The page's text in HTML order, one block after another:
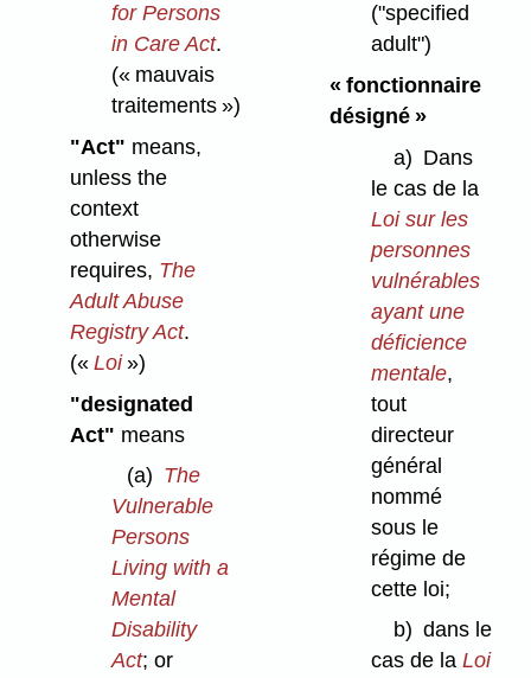
for Persons
in Care Act.
(« mauvais
traitements »)
"Act" means,
unless the
context
otherwise
requires, The
Adult Abuse
Registry Act.
(« Loi»)
"designated
Act" means
(a) The
Vulnerable
Persons
Living with a
Mental
Disability
Act; or
("specified
adult")
« fonctionnaire
désigné »
a) Dans
le cas de la
Loi sur les
personnes
vulnérables
ayant une
déficience
mentale,
tout
directeur
général
nommé
sous le
régime de
cette loi;
b) dans le
cas de la Loi